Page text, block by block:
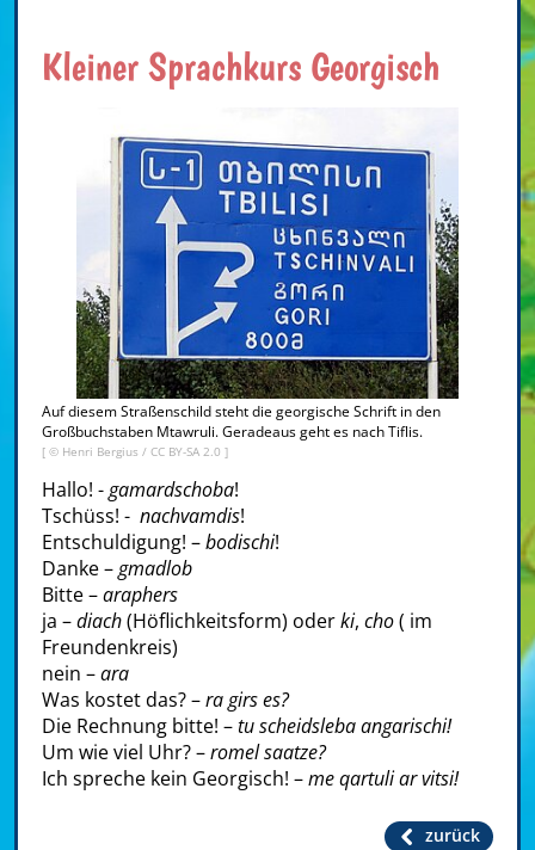
Kleiner Sprachkurs Georgisch
Auf diesem Straßenschild steht die georgische Schrift in den
Großbuchstaben Mtawruli. Geradeaus geht es nach Tiflis.
[ © Henri Bergius / CC BY-SA 2.0 ]
Hallo! -gamardschoba!
Tschüss! - nachvamdis!
Entschuldigung! –bodischi!
Danke –gmadlob
Bitte –araphers
ja –diach(Höflichkeitsform) oderki, cho( im
Freundenkreis)
nein –ara
Was kostet das? –ra girs es?
Die Rechnung bitte! –tu scheidsleba angarischi!
Um wie viel Uhr? –romel saatze?
Ich spreche kein Georgisch! –me qartuli ar vitsi!
zurück